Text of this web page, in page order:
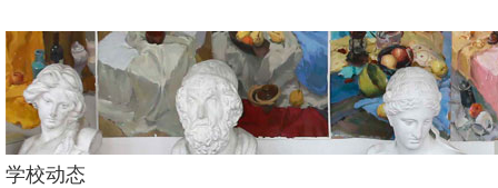
学校动态